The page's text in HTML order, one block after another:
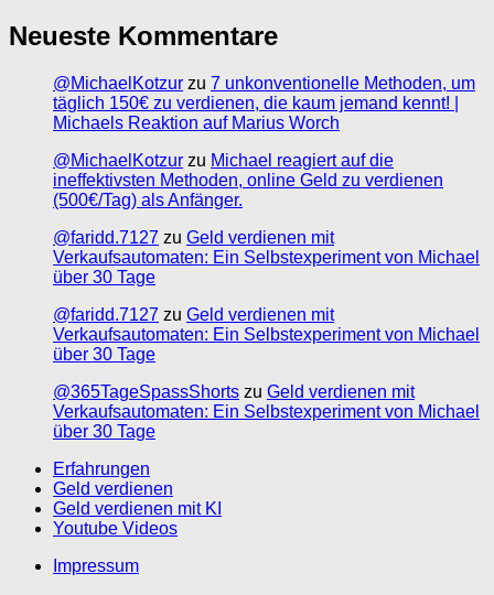
Neueste Kommentare
@MichaelKotzur zu 7 unkonventionelle Methoden, um
täglich 150€ zu verdienen, die kaum jemand kennt! |
Michaels Reaktion auf Marius Worch
@MichaelKotzur zu Michael reagiert auf die
ineffektivsten Methoden, online Geld zu verdienen
(500€/Tag) als Anfänger.
@faridd.7127 zu Geld verdienen mit
Verkaufsautomaten: Ein Selbstexperiment von Michael
über 30 Tage
@faridd.7127 zu Geld verdienen mit
Verkaufsautomaten: Ein Selbstexperiment von Michael
über 30 Tage
@365TageSpassShorts zu Geld verdienen mit
Verkaufsautomaten: Ein Selbstexperiment von Michael
über 30 Tage
Erfahrungen
Geld verdienen
Geld verdienen mit KI
Youtube Videos
Impressum